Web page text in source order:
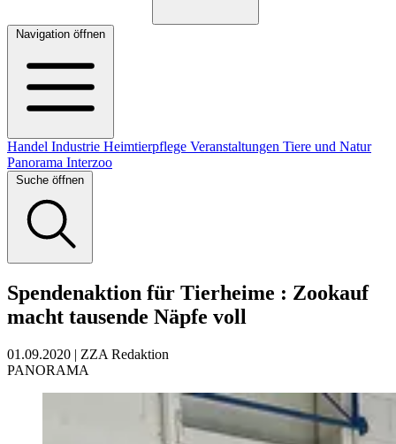
Navigation öffnen
Handel Industrie Heimtierpflege Veranstaltungen Tiere und Natur
Panorama Interzoo
Suche öffnen
Spendenaktion für Tierheime : Zookauf
macht tausende Näpfe voll
01.09.2020 | ZZA Redaktion
PANORAMA